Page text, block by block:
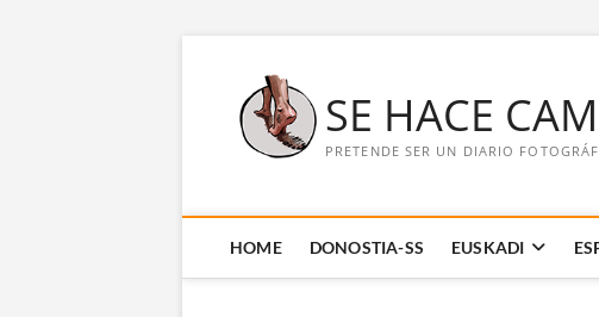
contenido
SE HACE
PRETENDE SER UN DIARIO
HOME DONOSTIA-SS EUSKADI